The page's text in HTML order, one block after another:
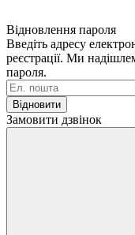
Відновлення пароля
Введіть адресу
реєстрації. Ми
пароля.
Відновити
Замовити дзвінок